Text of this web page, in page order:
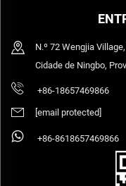
N.º 72 Wengjia
Cidade de Ningbo,
+86-18657469866
[email protected]
+86-8618657469866